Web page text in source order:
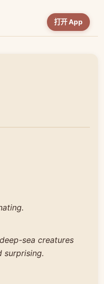
打开 App
sea creatures
surprising.